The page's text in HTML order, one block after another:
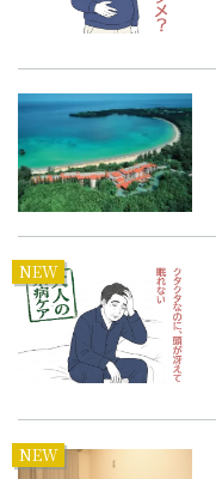
NEW
NEW